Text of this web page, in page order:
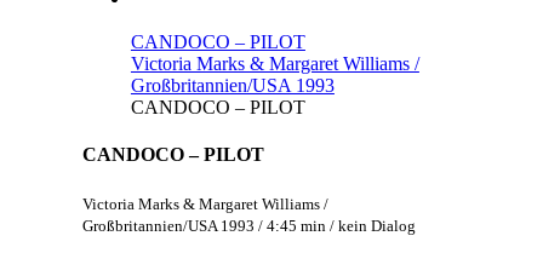
CANDOCO – PILOT
Victoria Marks & Margaret Williams /
Großbritannien/USA 1993
CANDOCO – PILOT
CANDOCO – PILOT
Victoria Marks & Margaret Williams /
Großbritannien/USA 1993 / 4:45 min / kein Dialog